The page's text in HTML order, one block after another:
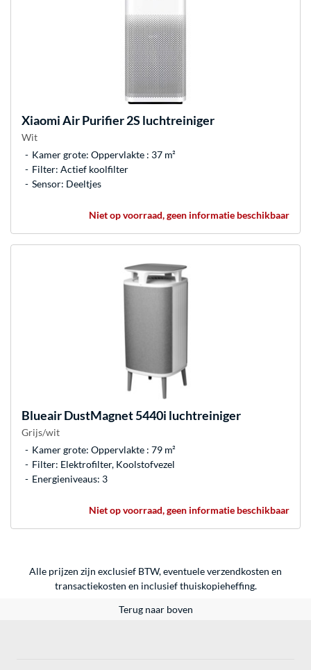
XiaomiAir Purifier 2S luchtreiniger
Wit
Kamer grote: Oppervlakte : 37 m²
Filter: Actief koolfilter
Sensor: Deeltjes
Niet op voorraad, geen informatie beschikbaar
BlueairDustMagnet 5440i luchtreiniger
Grijs/wit
Kamer grote: Oppervlakte : 79 m²
Filter: Elektrofilter, Koolstofvezel
Energieniveaus: 3
Niet op voorraad, geen informatie beschikbaar
Alle prijzen zijn exclusief BTW, eventuele verzendkosten en
transactiekosten en inclusief thuiskopieheffing.
Terug naar boven